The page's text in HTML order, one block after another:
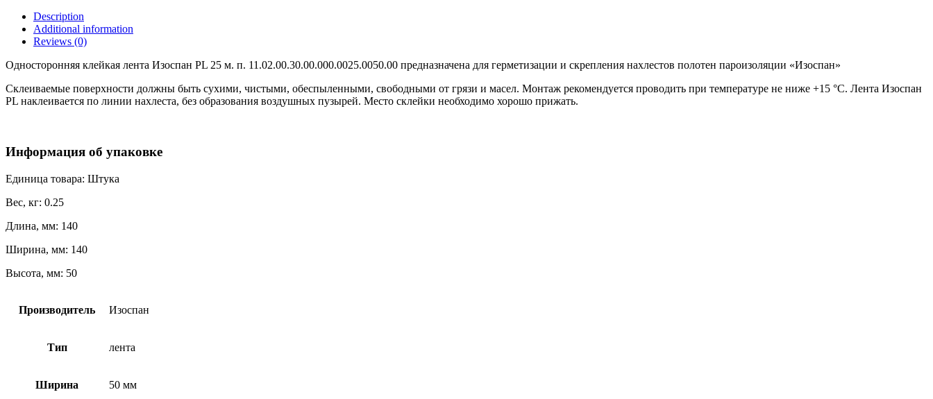
11.02.00.30.00.000.0025.0050.00
quantity
Description
Additional information
Reviews (0)
Односторонняя клейкая лента Изоспан PL 25 м. п. 11.02.00.30.00.000.0025.0050.00 предназначена для герметизации и скрепления нахлестов полотен пароизоляции «Изоспан»
Склеиваемые поверхности должны быть сухими, чистыми, обеспыленными, свободными от грязи и масел. Монтаж рекомендуется проводить при температуре не ниже +15 °С. Лента Изоспан
PL наклеивается по линии нахлеста, без образования воздушных пузырей. Место склейки необходимо хорошо прижать.
Информация об упаковке
Единица товара: Штука
Вес, кг: 0.25
Длина, мм: 140
Ширина, мм: 140
Высота, мм: 50
Производитель Изоспан
Тип лента
Ширина 50 мм